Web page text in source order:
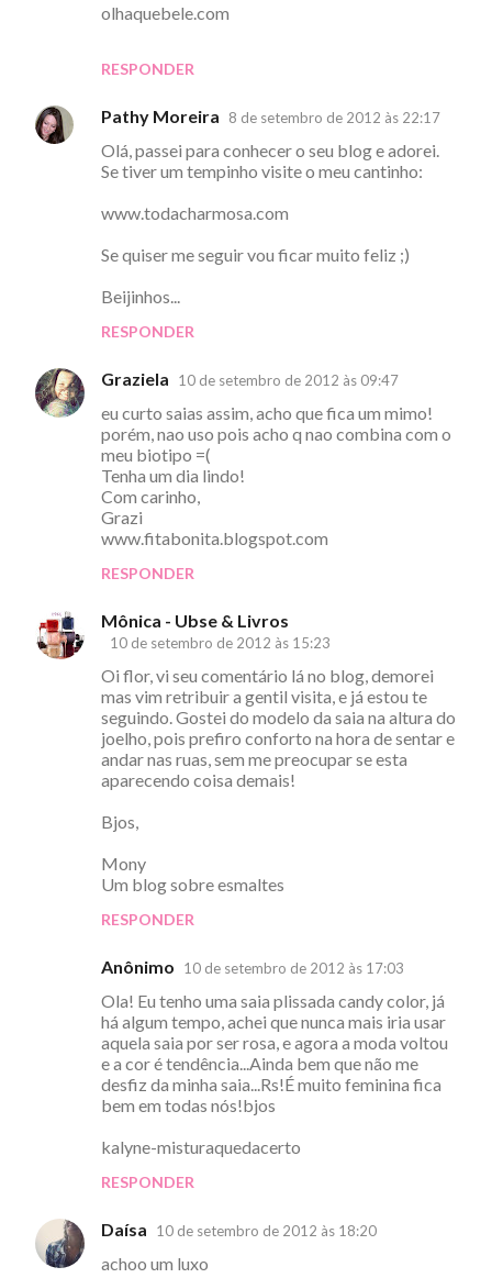
olhaquebele.com
RESPONDER
Pathy Moreira 8 de setembro de 2012 às 22:17
Olá, passei para conhecer o seu blog e adorei.
Se tiver um tempinho visite o meu cantinho:
www.todacharmosa.com
Se quiser me seguir vou ficar muito feliz ;)
Beijinhos...
RESPONDER
Graziela 10 de setembro de 2012 às 09:47
eu curto saias assim, acho que fica um mimo!
porém, nao uso pois acho q nao combina com o
meu biotipo =(
Tenha um dia lindo!
Com carinho,
Grazi
www.fitabonita.blogspot.com
RESPONDER
Mônica - Ubse & Livros
10 de setembro de 2012 às 15:23
Oi flor, vi seu comentário lá no blog, demorei
mas vim retribuir a gentil visita, e já estou te
seguindo. Gostei do modelo da saia na altura do
joelho, pois prefiro conforto na hora de sentar e
andar nas ruas, sem me preocupar se esta
aparecendo coisa demais!
Bjos,
Mony
Um blog sobre esmaltes
RESPONDER
Anônimo 10 de setembro de 2012 às 17:03
Ola! Eu tenho uma saia plissada candy color, já
há algum tempo, achei que nunca mais iria usar
aquela saia por ser rosa, e agora a moda voltou
e a cor é tendência...Ainda bem que não me
desfiz da minha saia...Rs!É muito feminina fica
bem em todas nós!bjos
kalyne-misturaquedacerto
RESPONDER
Daísa 10 de setembro de 2012 às 18:20
achoo um luxo